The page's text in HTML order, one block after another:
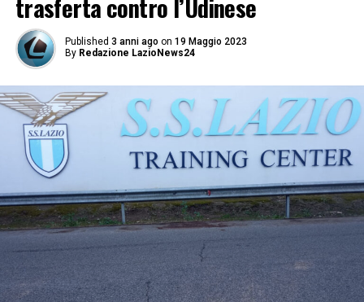
trasferta contro l’Udinese
Published 3 anni ago on 19 Maggio 2023
By Redazione LazioNews24